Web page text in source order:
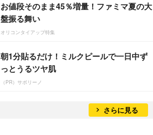
お値段そのまま45％増量！ファミマ夏の大
盤振る舞い
オリコンタイアップ特集
朝1分貼るだけ！ミルクピールで一日中ず
っとうるツヤ肌
（PR）サボリーノ
さらに見る